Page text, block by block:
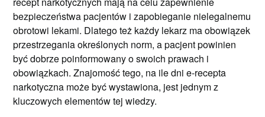
bezpieczeństwa pacjentów i zapobieganie nielegalnemu
obrotowi lekami. Dlatego też każdy lekarz ma obowiązek
przestrzegania określonych norm, a pacjent powinien
być dobrze poinformowany o swoich prawach i
obowiązkach. Znajomość tego, na ile dni e-recepta
narkotyczna może być wystawiona, jest jednym z
kluczowych elementów tej wiedzy.